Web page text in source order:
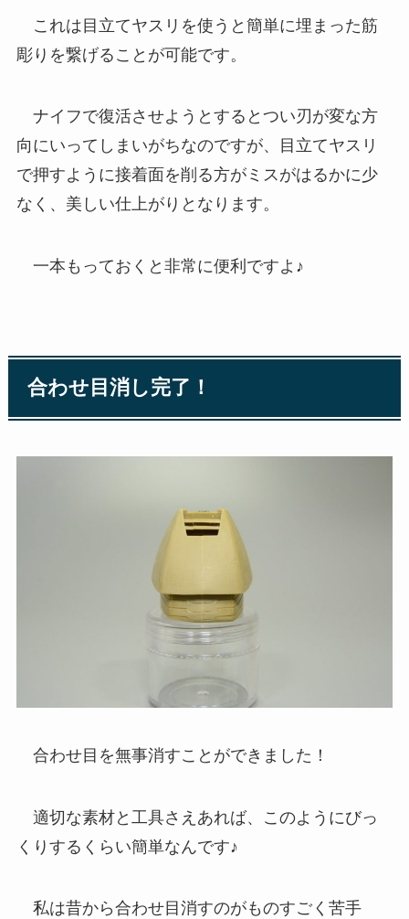
これは目立てヤスリを使うと簡単に埋まった筋
彫りを繋げることが可能です。
ナイフで復活させようとするとつい刃が変な方
向にいってしまいがちなのですが、目立てヤスリ
で押すように接着面を削る方がミスがはるかに少
なく、美しい仕上がりとなります。
一本もっておくと非常に便利ですよ♪
合わせ目消し完了！
合わせ目を無事消すことができました！
適切な素材と工具さえあれば、このようにびっ
くりするくらい簡単なんです♪
私は昔から合わせ目消すのがものすごく苦手